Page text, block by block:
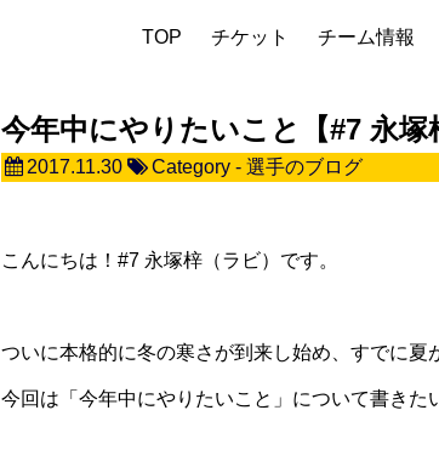
TOP チケット チーム情報
今年中にやりたいこと【#7 永塚
2017.11.30 Category - 選手のブログ
こんにちは！#7 永塚梓（ラビ）です。
ついに本格的に冬の寒さが到来し始め、すでに夏
今回は「今年中にやりたいこと」について書きた